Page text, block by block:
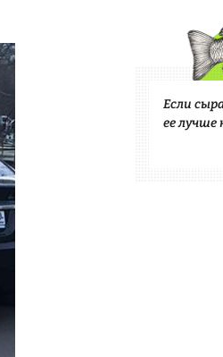
Если
ее лучше